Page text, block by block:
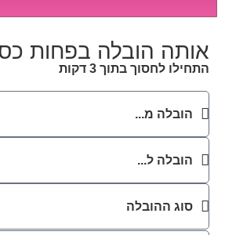
לב מיוחדת ואריזה קפדנית
אותה הובלה בפחות
התחילו לחסוך בתוך 3 דקות